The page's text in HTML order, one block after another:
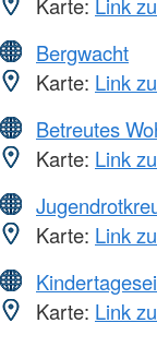
Bergwacht
Karte: Link
Betreutes
Karte: Link
Karte: Link
Karte: Link